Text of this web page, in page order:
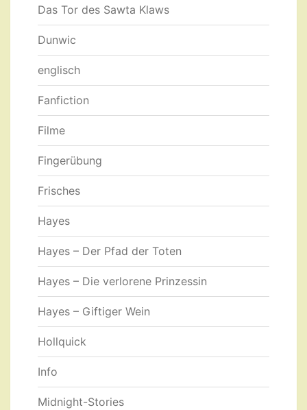
Das Tor des Sawta Klaws
Dunwic
englisch
Fanfiction
Filme
Fingerübung
Frisches
Hayes
Hayes – Der Pfad der Toten
Hayes – Die verlorene Prinzessin
Hayes – Giftiger Wein
Hollquick
Info
Midnight-Stories